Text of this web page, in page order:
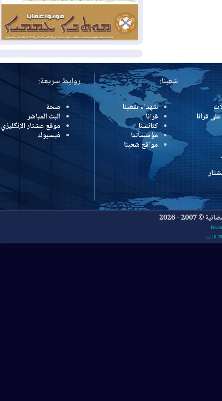
2026-07-31
سبتة تهز أوروبا.. إيطاليا تهدد
بورقة شنغن وفرنسا تشدد الحدود
شعبنا:
شهداء شعبنا
قرانا
كنائسنا
مؤسساتنا
مواقع شعبنا
روابط سريعة:
صحة
البث المباشر
موقع عشتار الإنگليزي
فيسبوك
2026